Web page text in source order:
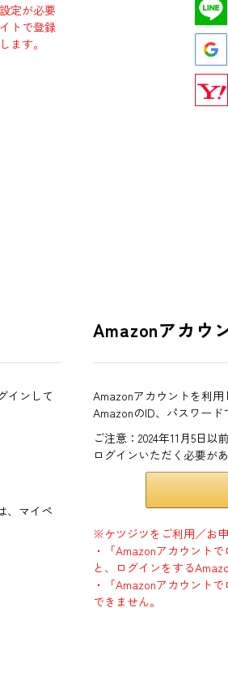
定が必要
トで登録
ます。
インして
、マイペ
Amazonアカウ
Amazonアカウントを利用
AmazonのID、パスワード
ご注意：2024年11月5日
ログインいただく必要が
※ケツジツをご利用／お
・「Amazonアカウント
と、ログインをする
・「Amazonアカウント
できません。